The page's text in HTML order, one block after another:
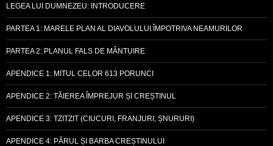
LEGEA LUI DUMNEZEU: INTRODUCERE
PARTEA 1: MARELE PLAN AL DIAVOLULUI ÎMPOTRIVA NEAMURILOR
PARTEA 2: PLANUL FALS DE MÂNTUIRE
APENDICE 1: MITUL CELOR 613 PORUNCI
APENDICE 2: TĂIEREA ÎMPREJUR ȘI CREȘTINUL
APENDICE 3: TZITZIT (CIUCURI, FRANJURI, ȘNURURI)
APENDICE 4: PĂRUL ȘI BARBA CREȘTINULUI